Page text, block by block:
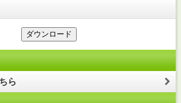
ら